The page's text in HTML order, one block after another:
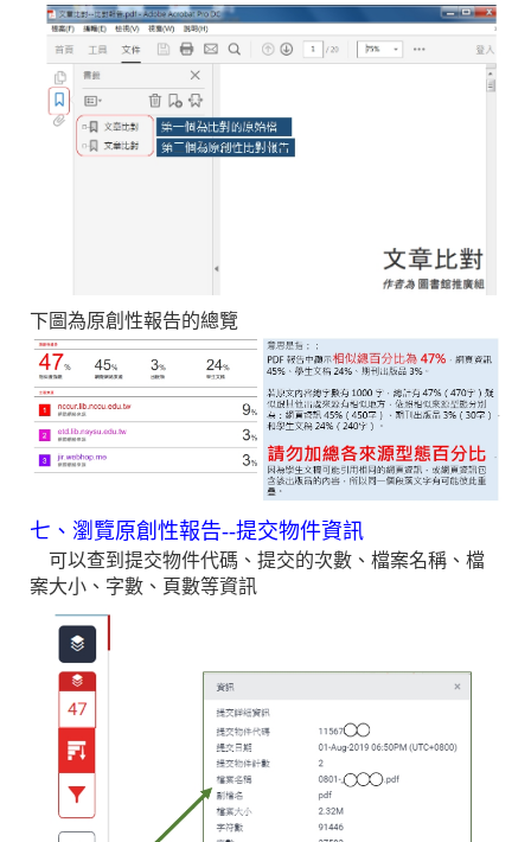
下圖為原創性報告的總覽
七、瀏覽原創性報告--提交物件資訊
可以查到提交物件代碼、提交的次數、檔案名稱、檔
案大小、字數、頁數等資訊